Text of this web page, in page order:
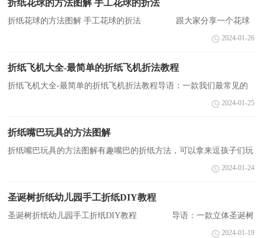
折纸花球的方法图解 手工花球的折法
折纸花球的方法图解 手工花球的折法 跟大家分享一个花球
折纸~很漂亮哦，花球上还布满了爱心，绝对值得我们多花点时间好
2024-01-26
折纸飞机大全-最简单的折纸飞机折法教程
折纸飞机大全-最简单的折纸飞机折法教程导语：一款我们最常见的
折纸飞机折法图解，下面是小编为您整理的教程，希望对您有所帮
2024-01-25
折纸嘴巴玩具的方法图解
折纸嘴巴玩具的方法图解有趣嘴巴的折纸方法，可以拿来逗孩子们玩
哦~虽然看着结构并不复杂，但折起来可并不简单，想要尝试的小伙
2024-01-24
圣诞树折纸幼儿园手工折纸DIY教程
圣诞树折纸幼儿园手工折纸DIY教程 导语：一款立体圣诞树
的手工折纸教程，主要分成三个部分折纸制作，分别是树顶、树身及
2024-01-19